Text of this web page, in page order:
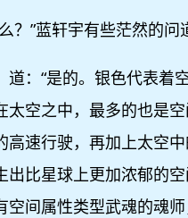
？”蓝轩宇有些茫然的问
道：“是的。银色代表着
太空之中，最多的也是
高速行驶，再加上太空
出比星球上更加浓郁的
空间属性类型武魂的魂